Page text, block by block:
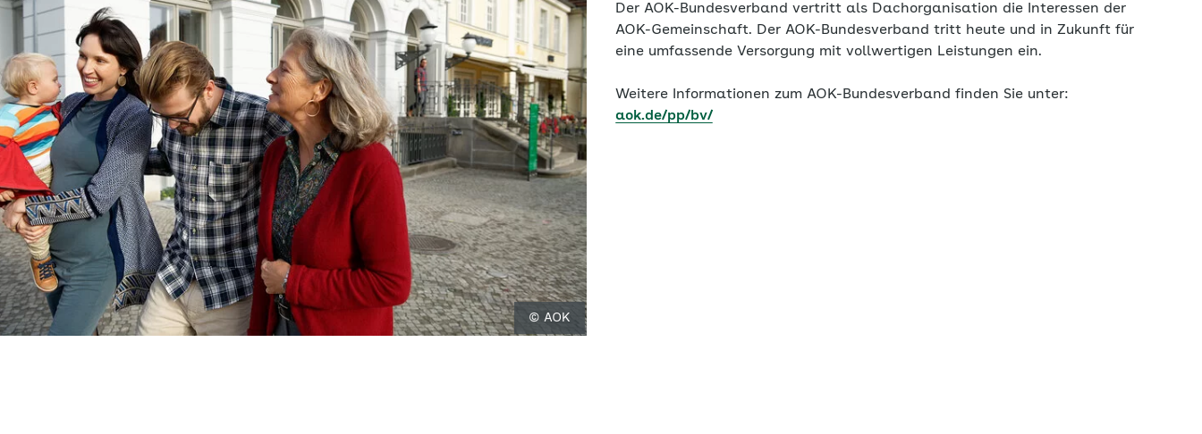
© AOK
Der AOK-Bundesverband vertritt als Dachorganisation die Interessen der
AOK-Gemeinschaft. Der AOK-Bundesverband tritt heute und in Zukunft für
eine umfassende Versorgung mit vollwertigen Leistungen ein.
Weitere Informationen zum AOK-Bundesverband finden Sie unter:
aok.de/pp/bv/